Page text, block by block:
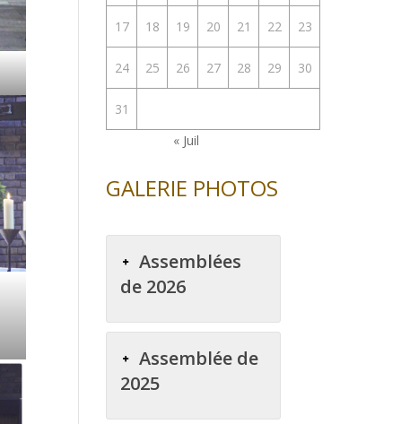
17 18 19 20 21 22 23
24 25 26 27 28 29 30
31
« Juil
GALERIE PHOTOS
Assemblées
de 2026
Assemblée de
2025